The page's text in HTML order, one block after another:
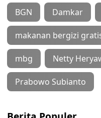
BGN Damkar
makanan bergizi
mbg Netty
Prabowo Subianto